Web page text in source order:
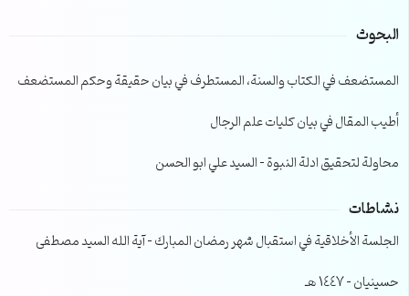
البحوث
المستضعف في الكتاب والسنة، المستطرف في بيان حقيقة وحكم المستضعف
أطيب المقال في بيان كليات علم الرجال
محاولة لتحقيق ادلة النبوة – السيد علي ابو الحسن
نشاطات
الجلسة الأخلاقية في استقبال شهر رمضان المبارك – آية الله السيد مصطفى
حسينيان – 1447 هـ